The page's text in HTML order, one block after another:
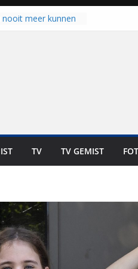
nooit meer kunnen
in gebruik
“Dit is altijd een
TV TV GEMIST